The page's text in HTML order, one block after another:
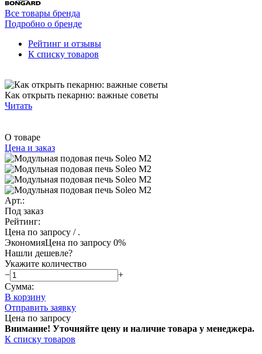
Все товары бренда
Подробно о бренде
Рейтинг и отзывы
К списку товаров
Как открыть пекарню: важные советы
Читать
О товаре
Цена и заказ
Арт.:
Под заказ
Рейтинг:
Цена по запросу / .
ЭкономияЦена по запросу 0%
Нашли дешевле?
Укажите количество
−
+
Сумма:
В корзину
Отправить заявку
Цена по запросу
Внимание! Уточняйте цену и наличие товара у менеджера.
К списку товаров